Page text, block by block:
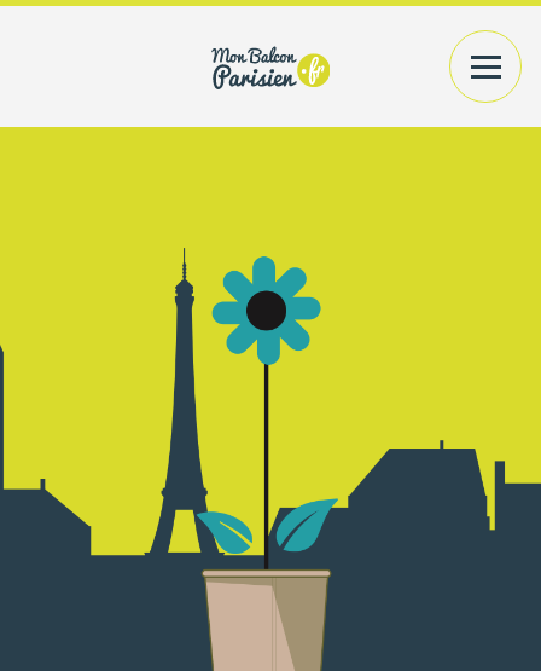
PRATIQUES
A MON COMPTE
RECHERCHER UN PRODUIT